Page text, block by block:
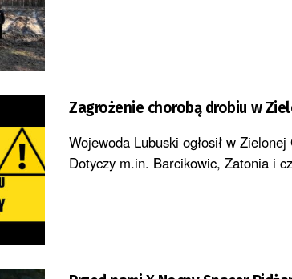
Zagrożenie chorobą drobiu w
Wojewoda Lubuski ogłosił w
Dotyczy m.in. Barcikowic, Zatonia i